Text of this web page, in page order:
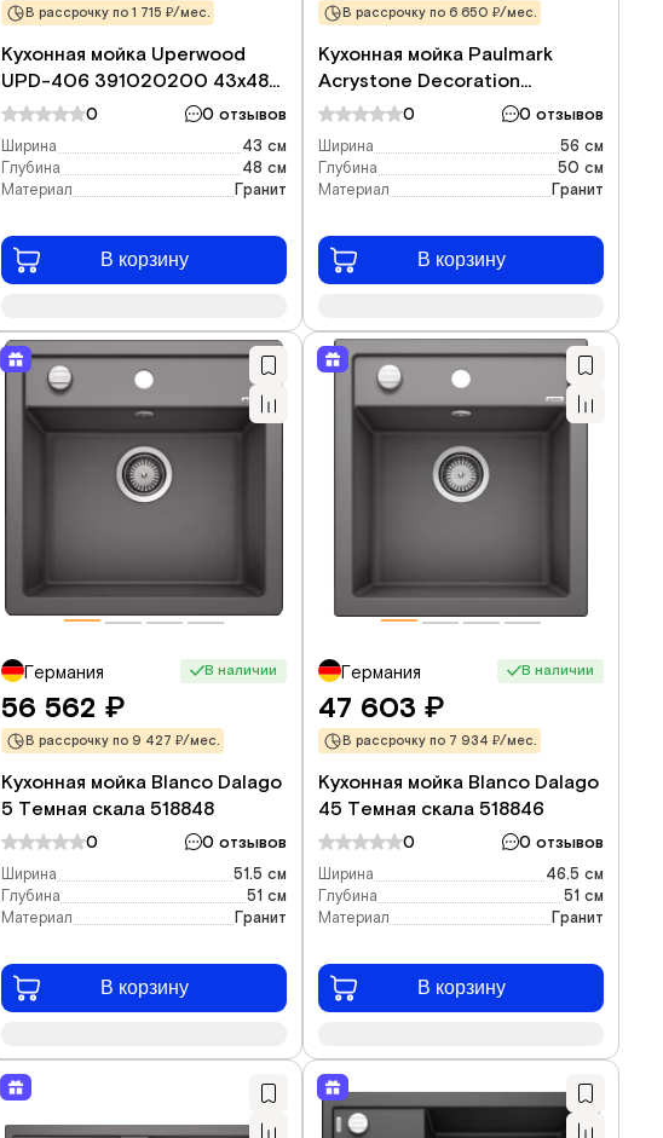
В рассрочку по 1 715 ₽/мес.
Кухонная мойка Uperwood
UPD-406 391020200 43x48
см, уголь0 0 отзывов
Ширина
43 см
Глубина
48 см
Материал
Гранит
В корзину
В рассрочку по 6 650 ₽/мес.
Кухонная мойка Paulmark
Acrystone Decoration
Anthracite PM935650-AN
56x50 см, антрацит
0 0 отзывов
Ширина
56 см
Глубина
50 см
Материал
Гранит
В корзину
Германия В наличии
56 562 ₽
В рассрочку по 9 427 ₽/мес.
Кухонная мойка Blanco Dalago
5 Темная скала 518848
0 0 отзывов
Ширина
51.5 см
Глубина
51 см
Материал
Гранит
В корзину
Германия В наличии
47 603 ₽
В рассрочку по 7 934 ₽/мес.
Кухонная мойка Blanco Dalago
45 Темная скала 518846
0 0 отзывов
Ширина
46.5 см
Глубина
51 см
Материал
Гранит
В корзину